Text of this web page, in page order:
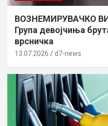
ВОЗНЕМИРУВАЧКО
Група девојчиња
врсничка
13.07.2026 d7-news